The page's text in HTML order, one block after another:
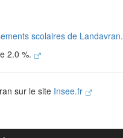
scolaires de Landavran.
2.0 %.
sur le site Insee.fr